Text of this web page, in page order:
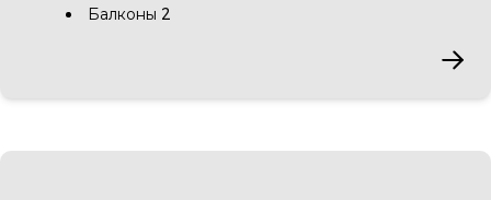
Балконы 2